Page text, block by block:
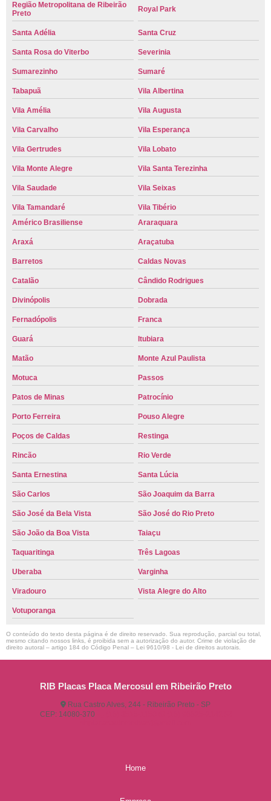
Região Metropolitana de Ribeirão
Preto
Royal Park
Santa Adélia Santa Cruz
Santa Rosa do Viterbo Severinia
Sumarezinho Sumaré
Tabapuã Vila Albertina
Vila Amélia Vila Augusta
Vila Carvalho Vila Esperança
Vila Gertrudes Vila Lobato
Vila Monte Alegre Vila Santa Terezinha
Vila Saudade Vila Seixas
Vila Tamandaré
Vila Tibério
Américo Brasiliense
Araraquara
Araxá Araçatuba
Barretos Caldas Novas
Catalão Cândido Rodrigues
Divinópolis Dobrada
Fernadópolis Franca
Guará Itubiara
Matão Monte Azul Paulista
Motuca Passos
Patos de Minas Patrocínio
Porto Ferreira Pouso Alegre
Poços de Caldas Restinga
Rincão Rio Verde
Santa Ernestina Santa Lúcia
São Carlos São Joaquim da Barra
São José da Bela Vista São José do Rio Preto
São João da Boa Vista Taiaçu
Taquaritinga Três Lagoas
Uberaba Varginha
Viradouro Vista Alegre do Alto
Votuporanga
O conteúdo do texto desta página é de direito reservado. Sua reprodução, parcial ou total,
mesmo citando nossos links, é proibida sem a autorização do autor. Crime de violação de
direito autoral – artigo 184 do Código Penal – Lei 9610/98 - Lei de direitos autorais
RIB Placas Placa Mercosul em Ribeirão Preto
Rua Castro Alves, 244 - Ribeirão Preto - SP
CEP: 14080-370
Home